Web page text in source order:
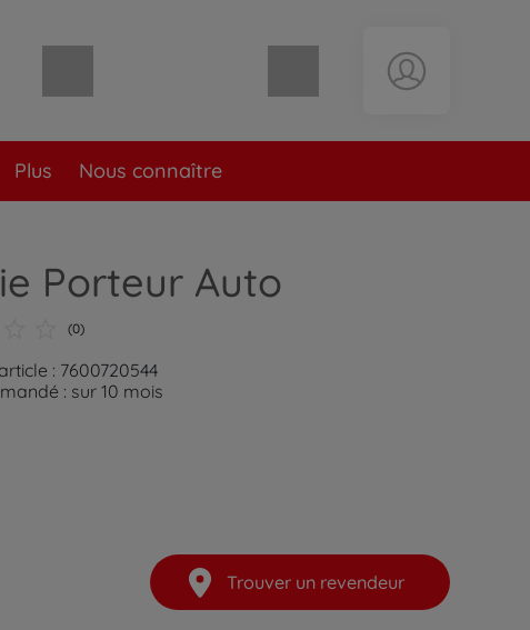
Plus Nous connaître
Porteur Auto
(0)
: 7600720544
: sur 10 mois
Trouver un revendeur